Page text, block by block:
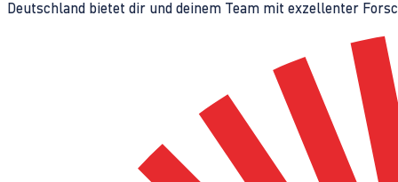
Deutschland bietet dir und deinem Team mit exzellenter